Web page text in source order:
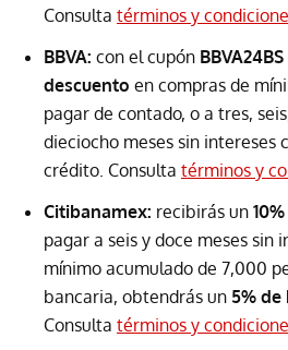
Consulta términos y
BBVA: con el cupón BBVA24BS
descuento en compras de
pagar de contado, o a tres,
dieciocho meses sin intereses
crédito. Consulta términos y
Citibanamex: recibirás un
pagar a seis y doce meses sin
mínimo acumulado de 7,000
bancaria, obtendrás un 5%
Consulta términos y